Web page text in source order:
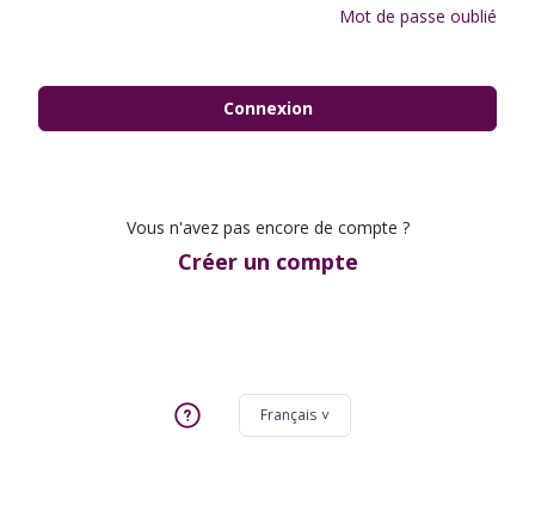
Mot de passe oublié
Connexion
Vous n'avez pas encore de compte ?
Créer un compte
Français